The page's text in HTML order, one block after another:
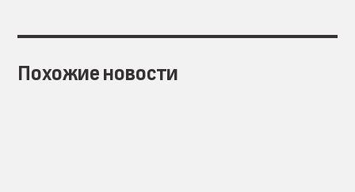
Похожие новости